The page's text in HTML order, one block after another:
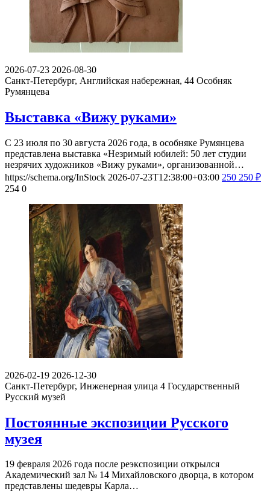
2026-07-23 2026-08-30
Санкт-Петербург, Английская набережная, 44 Особняк
Румянцева
Выставка «Вижу руками»
С 23 июля по 30 августа 2026 года, в особняке Румянцева
представлена выставка «Незримый юбилей: 50 лет студии
незрячих художников «Вижу руками», организованной…
https://schema.org/InStock 2026-07-23T12:38:00+03:00 250 250 ₽
254 0
2026-02-19 2026-12-30
Санкт-Петербург, Инженерная улица 4 Государственный
Русский музей
Постоянные экспозиции Русского
музея
19 февраля 2026 года после реэкспозиции открылся
Академический зал № 14 Михайловского дворца, в котором
представлены шедевры Карла…